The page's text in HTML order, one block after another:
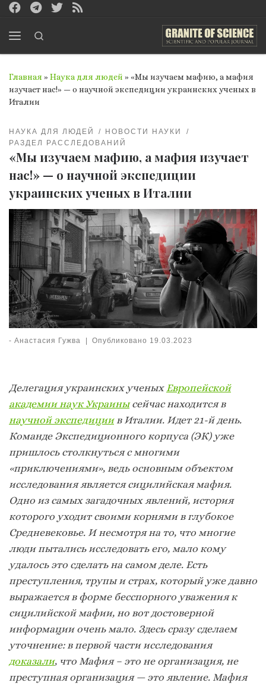
Перейти к содержимому
Главная » Наука для людей » «Мы изучаем мафию, а мафия
изучает нас!» — о научной экспедиции украинских ученых в
Италии
НАУКА ДЛЯ ЛЮДЕЙ
НОВОСТИ НАУКИ
РАЗДЕЛ РАССЛЕДОВАНИЙ
«Мы изучаем мафию, а мафия изучает
нас!» — о научной экспедиции
украинских ученых в Италии
- Анастасия Гужва Опубликовано 19.03.2023
Делегация украинских ученых Европейской
академии наук Украинысейчас находится в
научной экспедициив Италии. Идет 21-й день.
Команде Экспедиционного корпуса (ЭК) уже
пришлось столкнуться с многими
«приключениями», ведь основным объектом
исследования является сицилийская мафия.
Одно из самых загадочных явлений, история
которого уходит своими корнями в глубокое
Средневековье. И несмотря на то, что многие
люди пытались исследовать его, мало кому
удалось это сделать на самом деле. Есть
преступления, трупы и страх, который уже давно
выражается в форме бесспорного уважения к
сицилийской мафии, но вот достоверной
информации очень мало. Здесь сразу сделаем
уточнение: в первой части исследования
доказали, что Мафия – это не организация, не
преступная организация — это явление. Мафия